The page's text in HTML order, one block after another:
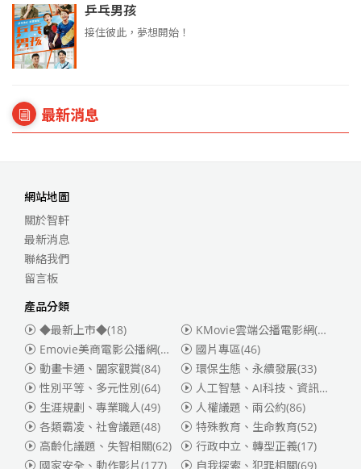
乒乓男孩
接住彼此，夢想開始！
最新消息
網站地圖
關於智軒
最新消息
聯絡我們
留言板
產品分類
◆最新上市◆(18)
KMovie雲端公播電影網(迪士尼、福斯、索尼)
Emovie美商電影公播網(華納)
(186)
國片專區(46)
動畫卡通、闔家觀賞(84) 環保生態、永續發展(33)
性別平等、多元性別(64) 人工智慧、AI科技、資訊安全
生涯規劃、專業職人(49) 人權議題、兩公約(86)
各類霸凌、社會議題(48) 特殊教育、生命教育(52)
高齡化議題、失智相關(62) 行政中立、轉型正義(17)
國家安全、動作影片(177) 自我探索、犯罪相關(69)